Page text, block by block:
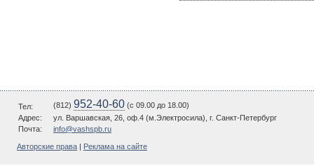
Тел: (812) 952-40-60 (c 09.00 до 18.00)
Адрес:
ул. Варшавская, 26, оф.4 (м.Электросила), г. Санкт-Петербург
Почта:
info@vashspb.ru
Авторские права Реклама на сайте